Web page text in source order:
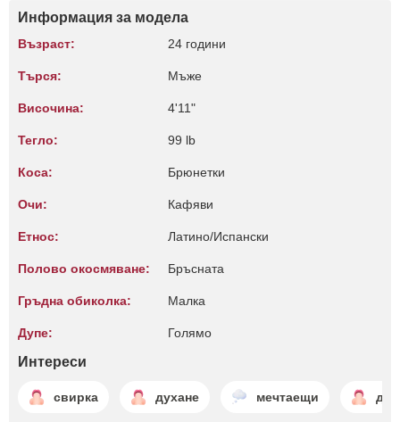
Информация за модела
Възраст: 24 години
Търся: Мъже
Височина: 4'11"
Тегло: 99 lb
Коса: Брюнетки
Очи: Кафяви
Етнос: Латино/Испански
Полово окосмяване: Бръсната
Гръдна обиколка: Малкa
Дупе: Голямо
Интереси
свирка духане мечтаещи